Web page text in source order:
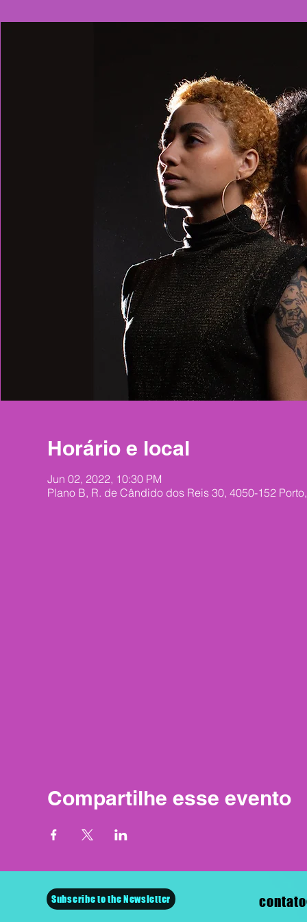
Horário e local
Jun 02, 2022, 10:30 PM
Plano B, R. de Cândido dos Reis 30, 4050-152
Compartilhe esse evento
Subscribe to the Newsletter